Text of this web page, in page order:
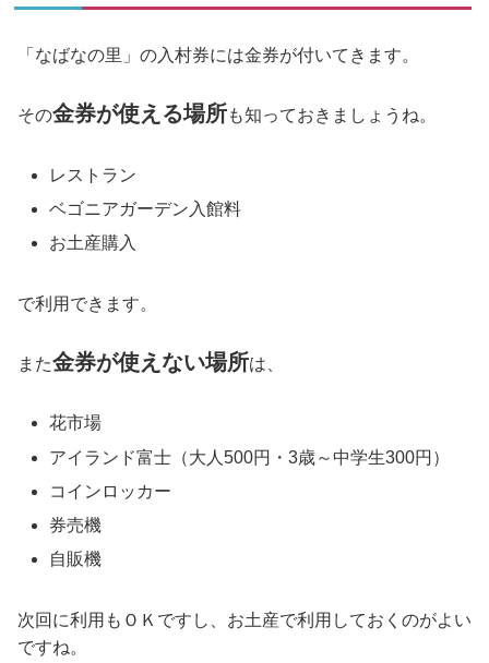
「なばなの里」の入村券には金券が付いてきます。
その金券が使える場所も知っておきましょうね。
レストラン
ベゴニアガーデン入館料
お土産購入
で利用できます。
また金券が使えない場所は、
花市場
アイランド富士（大人500円・3歳～中学生300円）
コインロッカー
券売機
自販機
次回に利用もＯＫですし、お土産で利用しておくのがよい
ですね。